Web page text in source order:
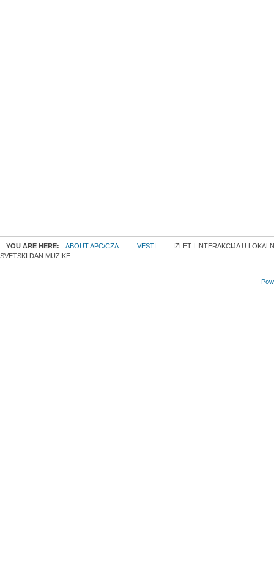
YOU ARE HERE: ABOUT APC/CZA VESTI
IZLET I INTERAKCIJA U
SVETSKI DAN MUZIKE